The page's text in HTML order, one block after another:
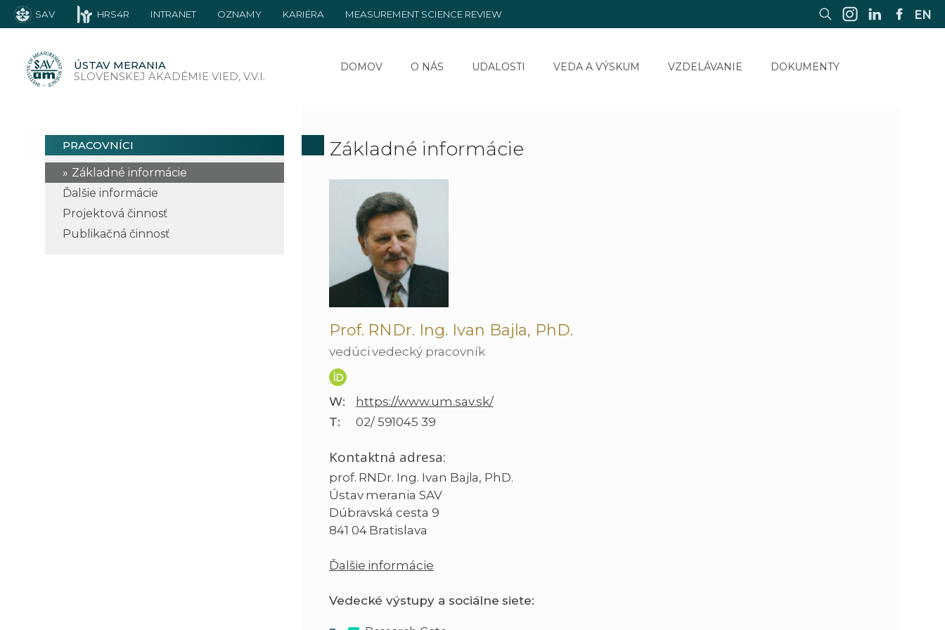
ÚSTAV MERANIA
SLOVENSKEJ AKADÉMIE VIED, V.V.I.
DOMOV O NÁS UDALOSTI VEDA A VÝSKUM VZDELÁVANIE DOKUMENTY
SAV HRS4R INTRANET OZNAMY KARIÉRA MEASUREMENT SCIENCE REVIEW EN
PRACOVNÍCI
Základné informácie
Ďalšie informácie
Projektová činnosť
Publikačná činnosť
Základné informácie
Prof. RNDr. Ing. Ivan Bajla, PhD.
vedúci vedecký pracovník
W:
https://www.um.sav.sk/
T:
02/ 591045 39
Kontaktná adresa:
prof. RNDr. Ing. Ivan Bajla, PhD.
Ústav merania SAV
Dúbravská cesta 9
841 04 Bratislava
Ďalšie informácie
Vedecké výstupy a sociálne siete: